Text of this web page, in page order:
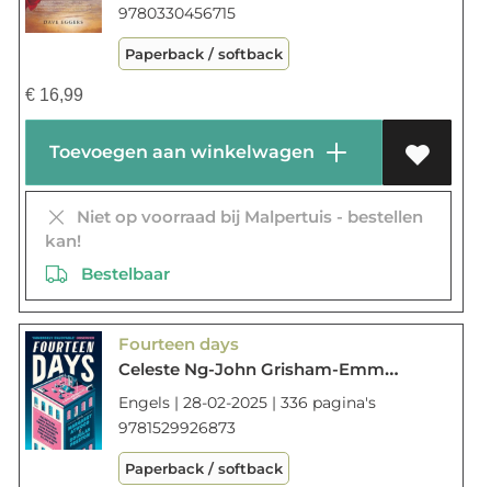
9780330456715
Paperback / softback
€16,99
Toevoegen aan winkelwagen
Niet op voorraad bij Malpertuis - bestellen
kan!
Bestelbaar
Fourteen days
Celeste Ng-John Grisham-Emma Donoghue-Dave Eggers-Sylvia Day
Engels | 28-02-2025 | 336 pagina's
9781529926873
Paperback / softback